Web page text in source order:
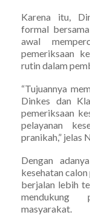
Karena itu,
formal
awal
pemeriksaan
rutin dalam
“Tujuannya
Dinkes dan
pemeriksaan
pelayanan
pranikah,” jelas
Dengan
kesehatan
berjalan lebih
mendukung
masyarakat.